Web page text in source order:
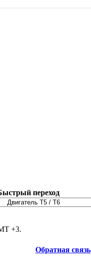
переход
+3.
Обратная связь